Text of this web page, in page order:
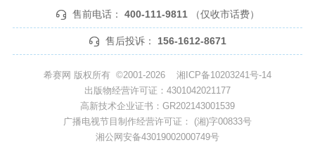
售前电话： 400-111-9811 （仅收市话费）
售后投诉： 156-1612-8671
希赛网 版权所有 ©2001-2026 湘ICP备10203241号-14
出版物经营许可证：4301042021177
高新技术企业证书：GR202143001539
广播电视节目制作经营许可证： (湘)字00833号
湘公网安备43019002000749号